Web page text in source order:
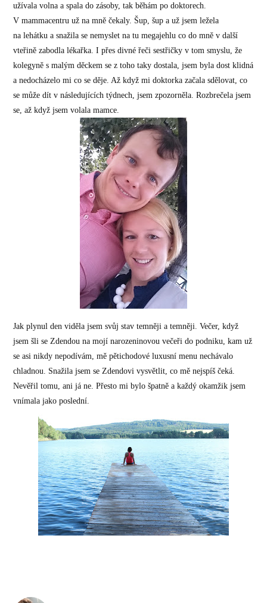
užívala volna a spala do zásoby, tak běhám po doktorech.
V mammacentru už na mně čekaly. Šup, šup a už jsem ležela
na lehátku a snažila se nemyslet na tu megajehlu co do mně v další
vteřině zabodla lékařka. I přes divné řeči sestřičky v tom smyslu, že
kolegyně s malým děckem se z toho taky dostala, jsem byla dost klidná
a nedocházelo mi co se děje. Až když mi doktorka začala sdělovat, co
se může dít v následujících týdnech, jsem zpozorněla. Rozbrečela jsem
se, až když jsem volala mamce.
Jak plynul den viděla jsem svůj stav temněji a temněji. Večer, když
jsem šli se Zdendou na mojí narozeninovou večeři do podniku, kam už
se asi nikdy nepodívám, mě pětichodové luxusní menu nechávalo
chladnou. Snažila jsem se Zdendovi vysvětlit, co mě nejspíš čeká.
Nevěřil tomu, ani já ne. Přesto mi bylo špatně a každý okamžik jsem
vnímala jako poslední.